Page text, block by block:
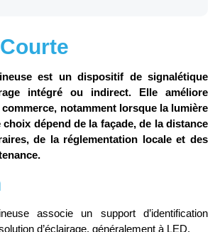
est un dispositif de signalétique
intégré ou indirect. Elle améliore
commerce, notamment lorsque la lumière
dépend de la façade, de la distance
de la réglementation locale et des
associe un support d’identification
d’éclairage, généralement à LED.